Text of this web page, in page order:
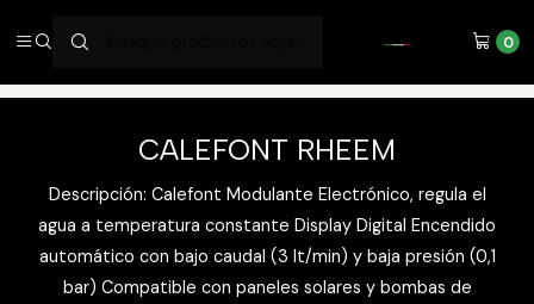
0
CALEFONT RHEEM
Descripción: Calefont Modulante Electrónico, regula el
agua a temperatura constante Display Digital Encendido
automático con bajo caudal (3 lt/min) y baja presión (0,1
bar) Compatible con paneles solares y bombas de